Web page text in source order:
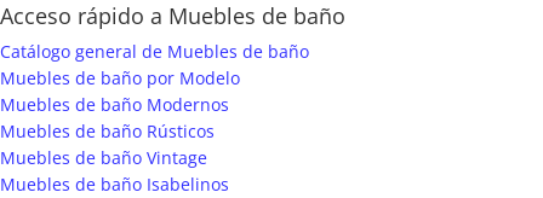
Acceso rápido a Muebles de baño
Catálogo general de Muebles de baño
Muebles de baño por Modelo
Muebles de baño Modernos
Muebles de baño Rústicos
Muebles de baño Vintage
Muebles de baño Isabelinos